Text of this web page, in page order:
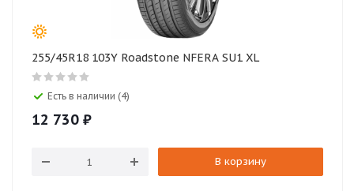
255/45R18 103Y Roadstone NFERA SU1 XL
Есть в наличии (4)
12 730 ₽
В корзину